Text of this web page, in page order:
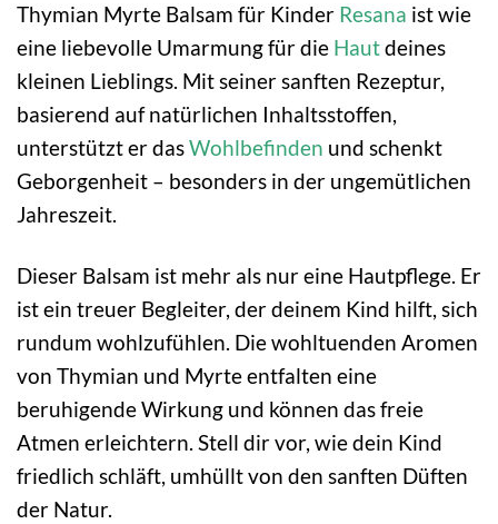
Thymian Myrte Balsam für Kinder Resana ist wie
eine liebevolle Umarmung für die Hautdeines
kleinen Lieblings. Mit seiner sanften Rezeptur,
basierend auf natürlichen Inhaltsstoffen,
unterstützt er dasWohlbefinden und schenkt
Geborgenheit – besonders in der ungemütlichen
Jahreszeit.
Dieser Balsam ist mehr als nur eine Hautpflege. Er
ist ein treuer Begleiter, der deinem Kind hilft, sich
rundum wohlzufühlen. Die wohltuenden Aromen
von Thymian und Myrte entfalten eine
beruhigende Wirkung und können das freie
Atmen erleichtern. Stell dir vor, wie dein Kind
friedlich schläft, umhüllt von den sanften Düften
der Natur.